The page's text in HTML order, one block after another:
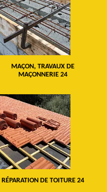
MAÇON, TRAVAUX DE
MAÇONNERIE 24
RÉPARATION DE TOITURE 24